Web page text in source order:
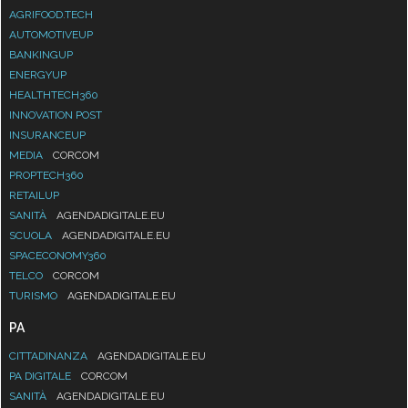
AGRIFOOD.TECH
AUTOMOTIVEUP
BANKINGUP
ENERGYUP
HEALTHTECH360
INNOVATION POST
INSURANCEUP
MEDIA
CORCOM
PROPTECH360
RETAILUP
SANITÀ
AGENDADIGITALE.EU
SCUOLA
AGENDADIGITALE.EU
SPACECONOMY360
TELCO
CORCOM
TURISMO
AGENDADIGITALE.EU
PA
CITTADINANZA
AGENDADIGITALE.EU
PA DIGITALE
CORCOM
SANITÀ
AGENDADIGITALE.EU